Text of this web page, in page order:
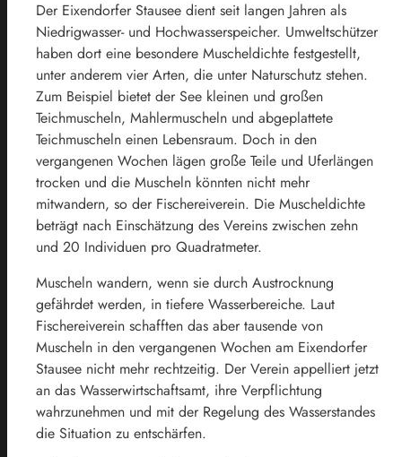
Der Eixendorfer Stausee dient seit langen Jahren als
Niedrigwasser- und Hochwasserspeicher. Umweltschützer
haben dort eine besondere Muscheldichte festgestellt,
unter anderem vier Arten, die unter Naturschutz stehen.
Zum Beispiel bietet der See kleinen und großen
Teichmuscheln, Mahlermuscheln und abgeplattete
Teichmuscheln einen Lebensraum. Doch in den
vergangenen Wochen lägen große Teile und Uferlängen
trocken und die Muscheln könnten nicht mehr
mitwandern, so der Fischereiverein. Die Muscheldichte
beträgt nach Einschätzung des Vereins zwischen zehn
und 20 Individuen pro Quadratmeter.
Muscheln wandern, wenn sie durch Austrocknung
gefährdet werden, in tiefere Wasserbereiche. Laut
Fischereiverein schafften das aber tausende von
Muscheln in den vergangenen Wochen am Eixendorfer
Stausee nicht mehr rechtzeitig. Der Verein appelliert jetzt
an das Wasserwirtschaftsamt, ihre Verpflichtung
wahrzunehmen und mit der Regelung des Wasserstandes
die Situation zu entschärfen.